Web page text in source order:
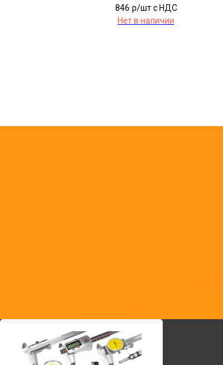
846 р/шт c НДС
Нет в наличии